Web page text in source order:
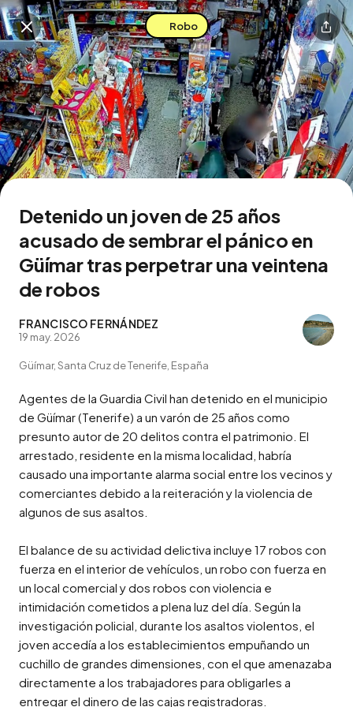
Descarga la app
Buscar en esta zona
Robo
Detenido un joven de 25 años
acusado de sembrar el pánico en
Güímar tras perpetrar una veintena
de robos
FRANCISCO FERNÁNDEZ
19 may. 2026
Güímar, Santa Cruz de Tenerife, España
Agentes de la Guardia Civil han detenido en el municipio
de Güímar (Tenerife) a un varón de 25 años como
presunto autor de 20 delitos contra el patrimonio. El
arrestado, residente en la misma localidad, habría
causado una importante alarma social entre los vecinos y
comerciantes debido a la reiteración y la violencia de
algunos de sus asaltos.
El balance de su actividad delictiva incluye 17 robos con
fuerza en el interior de vehículos, un robo con fuerza en
un local comercial y dos robos con violencia e
intimidación cometidos a plena luz del día. Según la
investigación policial, durante los asaltos violentos, el
joven accedía a los establecimientos empuñando un
cuchillo de grandes dimensiones, con el que amenazaba
directamente a los trabajadores para obligarles a
entregar el dinero de las cajas registradoras.